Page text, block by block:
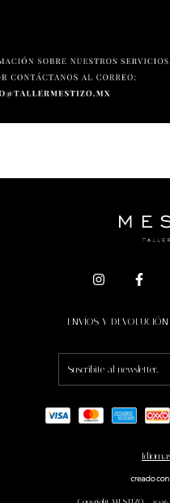
ENVÍOS Y DEVOLUCIÓN